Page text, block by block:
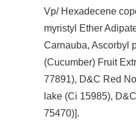
Vp/ Hexadecene
myristyl Ether
Carnauba, Ascorbyl
(Cucumber) Fruit
77891), D&C Red
lake (Ci 15985),
75470)].